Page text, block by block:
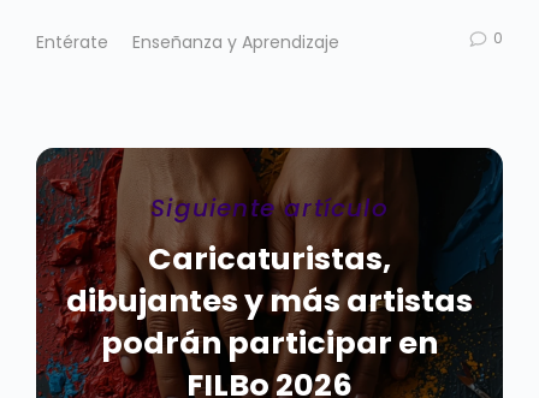
Entérate Enseñanza y Aprendizaje 0
Siguiente artículo
Caricaturistas,
dibujantes y más artistas
podrán participar en
FILBo 2026